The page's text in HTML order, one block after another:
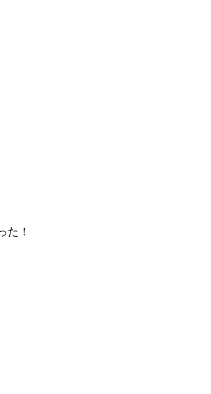
た！